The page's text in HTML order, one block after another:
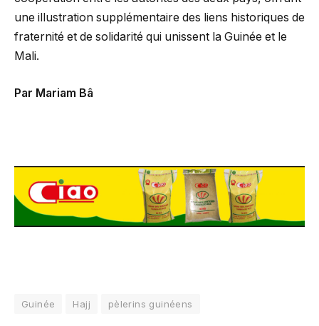
une illustration supplémentaire des liens historiques de
fraternité et de solidarité qui unissent la Guinée et le
Mali.
Par Mariam Bâ
Guinée Hajj pèlerins guinéens